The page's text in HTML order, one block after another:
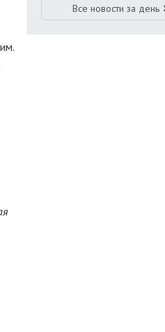
Все новости за день